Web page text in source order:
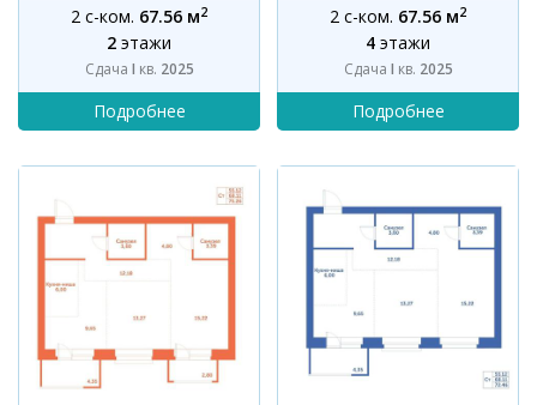
2 с-ком. 67.56 м2
2 этажи
Сдача I кв. 2025
2 с-ком. 67.56 м2
4 этажи
Сдача I кв. 2025